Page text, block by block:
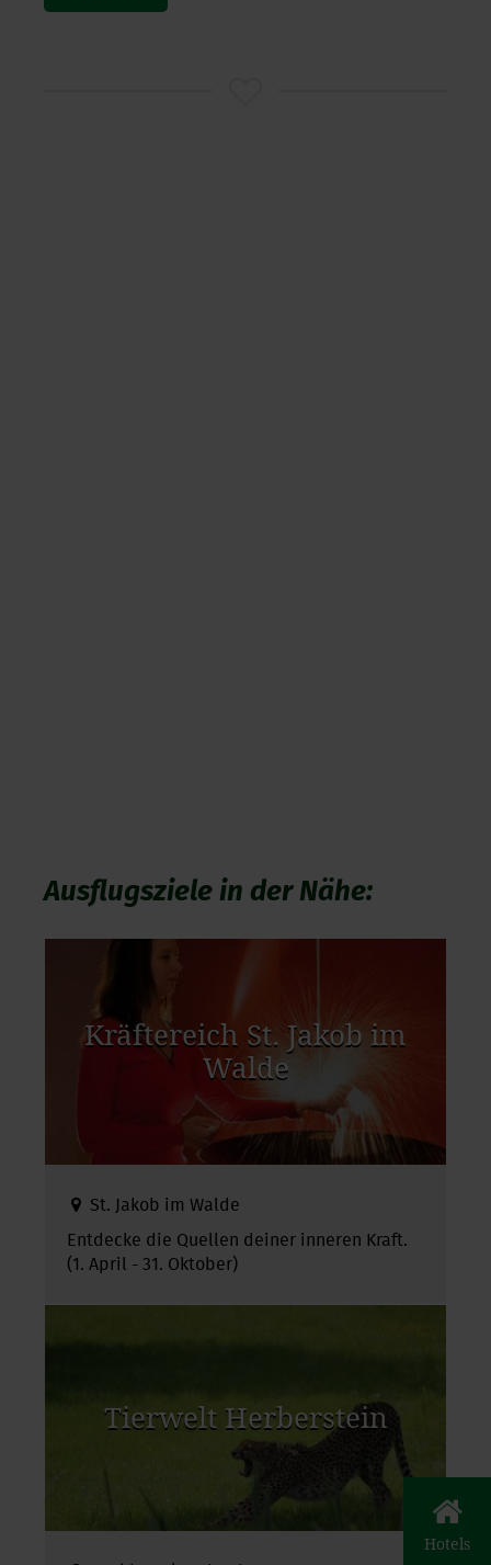
Ausflugsziele in der Nähe:
Kräftereich St. Jakob im
Walde
St. Jakob im Walde
Entdecke die Quellen deiner inneren Kraft.
(1. April - 31. Oktober)
Tierwelt Herberstein
Hotels